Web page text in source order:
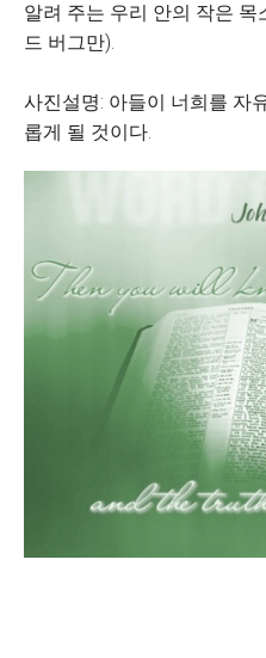
알려 주는 우리 안의 작은
드 버그만).
사진설명: 아들이 너희를 자
롭게 될 것이다.